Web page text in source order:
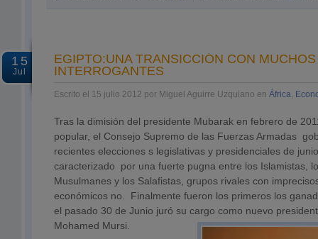
15
Jul
EGIPTO:UNA TRANSICCIÓN CON MUCHOS
INTERROGANTES
Escrito el 15 julio 2012 por Miguel Aguirre Uzquiano en África,
Tras la dimisión del presidente Mubarak en febrero de
popular, el Consejo Supremo de las Fuerzas Armadas
recientes elecciones s legislativas y presidenciales de
caracterizado por una fuerte pugna entre los Islamistas,
Musulmanes y los Salafistas, grupos rivales con
económicos no. Finalmente fueron los primeros los
el pasado 30 de Junio juró su cargo como nuevo
Mohamed Mursi.